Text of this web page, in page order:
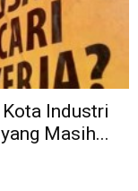
Industri
Masih...